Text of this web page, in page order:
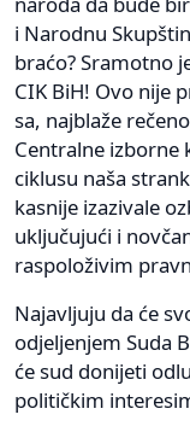
i Narodnu
braćo? Sramotno
CIK BiH! Ovo nije
sa, najblaže
Centralne
ciklusu naša
kasnije izazivale
uključujući i
raspoloživim
Najavljuju da će
odjeljenjem Suda
će sud donijeti
političkim